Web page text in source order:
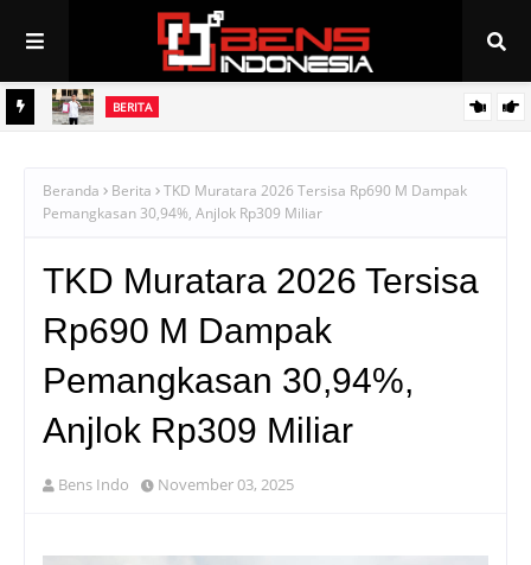
BERITA
Beranda Berita
TKD Muratara 2026 Tersisa Rp690 M Dampak
Pemangkasan 30,94%, Anjlok Rp309 Miliar
TKD Muratara 2026 Tersisa
Rp690 M Dampak
Pemangkasan 30,94%,
Anjlok Rp309 Miliar
Bens Indo November 03, 2025